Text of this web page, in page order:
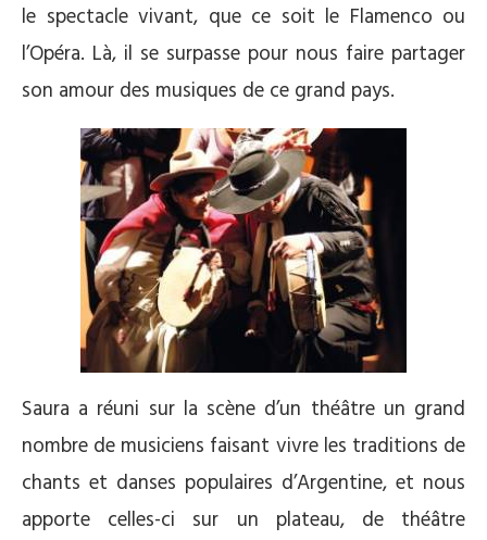
le spectacle vivant, que ce soit le Flamenco ou
l’Opéra. Là, il se surpasse pour nous faire partager
son amour des musiques de ce grand pays.
Saura a réuni sur la scène d’un théâtre un grand
nombre de musiciens faisant vivre les traditions de
chants et danses populaires d’Argentine, et nous
apporte celles-ci sur un plateau, de théâtre